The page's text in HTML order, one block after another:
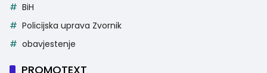
BiH
Policijska uprava Zvornik
obavjestenje
PROMOTEXT